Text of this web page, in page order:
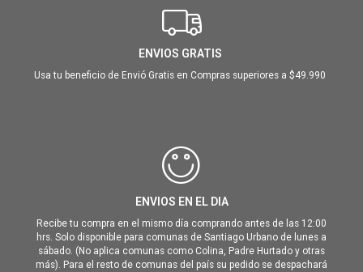
ENVIOS GRATIS
Usa tu beneficio de Envió Gratis en Compras superiores a $49.990
ENVIOS EN EL DIA
Recibe tu compra en el mismo día comprando antes de las 12:00
hrs. Solo disponible para comunas de Santiago Urbano de lunes a
sábado. (No aplica comunas como Colina, Padre Hurtado y otras
más). Para el resto de comunas del país su pedido se despachará